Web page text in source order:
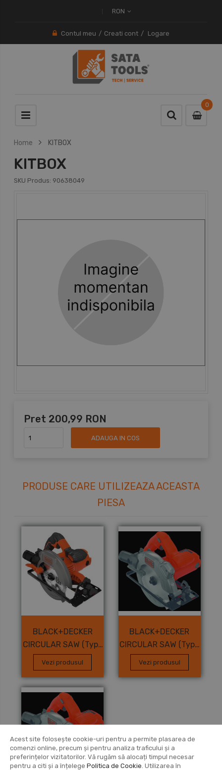
Acest site folosește cookie-uri pentru a permite plasarea de
comenzi online, precum și pentru analiza traficului și a
preferințelor vizitatorilor. Vă rugăm să alocați timpul necesar
pentru a citi și a înțelege Politica de Cookie . Utilizarea în
RON
Contul meu Creati cont Logare
0
0
Home KITBOX
KITBOX
SKU Produs: 90638049
Pret 200,99 RON
ADAUGA IN COS
PRODUSE CARE UTILIZEAZA ACEASTA
PIESA
BLACK+DECKER
CIRCULAR SAW (Type
1)
Vezi produsul
BLACK+DECKER
CIRCULAR SAW (Type
1)
Vezi produsul